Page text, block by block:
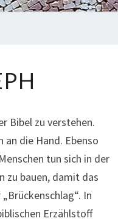
Bibel zu verstehen.
die Hand. Ebenso
tun sich in der
zu bauen, damit das
In
Erzählstoff